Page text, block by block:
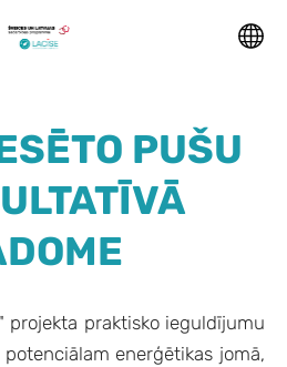
PUŠU
projekta praktisko ieguldījumu
enerģētikas jomā,